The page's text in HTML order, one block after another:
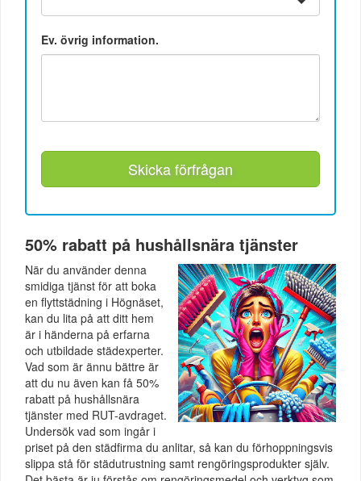
Ev. övrig information.
Skicka förfrågan
50% rabatt på hushållsnära tjänster
När du använder denna
smidiga tjänst för att boka
en flyttstädning i Högnäset,
kan du lita på att ditt hem
är i händerna på erfarna
och utbildade städexperter.
Vad som är ännu bättre är
att du nu även kan få 50%
rabatt på hushållsnära
tjänster med RUT-avdraget.
Undersök vad som ingår i
priset på den städfirma du anlitar, så kan du förhoppningsvis
slippa stå för städutrustning samt rengöringsprodukter själv.